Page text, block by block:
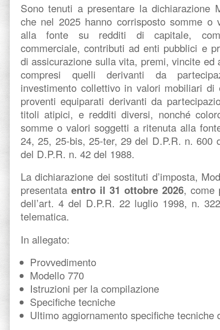
Sono tenuti a presentare la dichiarazione
che nel 2025 hanno corrisposto somme o
alla fonte su redditi di capitale,
commerciale, contributi ad enti pubblici e
di assicurazione sulla vita, premi, vincite
compresi quelli derivanti da
investimento collettivo in valori mobiliari
proventi equiparati derivanti da
titoli atipici, e redditi diversi, nonché
somme o valori soggetti a ritenuta alla
24, 25, 25-bis, 25-ter, 29 del D.P.R. n. 600
del D.P.R. n. 42 del 1988.
La dichiarazione dei sostituti d’imposta,
presentata entro il 31 ottobre 2026, come
dell’art. 4 del D.P.R. 22 luglio 1998, n.
telematica.
In allegato:
Provvedimento
Modello 770
Istruzioni per la compilazione
Specifiche tecniche
Ultimo aggiornamento specifiche tecniche